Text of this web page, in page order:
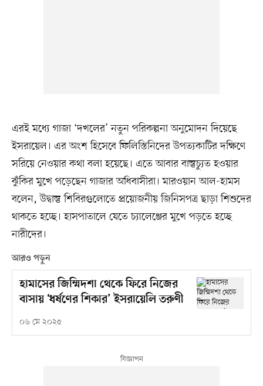
এরই মধ্যে গাজা ‘দখলের’ নতুন পরিকল্পনা অনুমোদন দিয়েছে
ইসরায়েল। এর অংশ হিসেবে ফিলিস্তিনিদের উপত্যকাটির দক্ষিণে
সরিয়ে নেওয়ার কথা বলা হয়েছে। এতে আবার বাস্তুচ্যুত হওয়ার
ঝুঁকির মুখে পড়েছেন গাজার অধিবাসীরা। মারওয়ান আল-হামস
বলেন, উদ্বাস্তু শিবিরগুলোতে প্রয়োজনীয় জিনিসপত্র ছাড়া শিশুদের
থাকতে হচ্ছে। হাসপাতালে যেতে চ্যালেঞ্জের মুখে পড়তে হচ্ছে
নারীদের।
আরও পড়ুন
হামাসের জিম্মিদশা থেকে ফিরে নিজের
বাসায় ‘ধর্ষণের শিকার’ ইসরায়েলি তরুণী
০৬ মে ২০২৫